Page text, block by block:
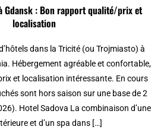
Gdansk : Bon rapport qualité/prix et
localisation
dans la Tricité (ou Trojmiasto) à
Hébergement agréable et confortable,
et localisation intéressante. En cours
sont hors saison sur une base de 2
Hotel Sadova La combinaison d’une
et d’un spa dans […]